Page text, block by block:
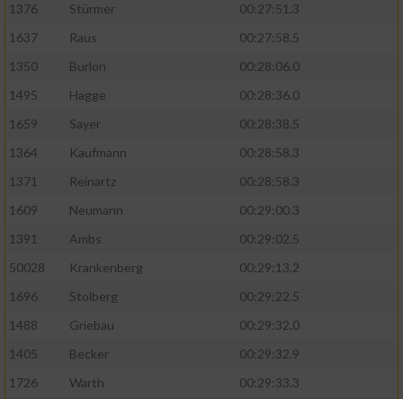
1376
Stürmer
00:27:51.3
1637
Raus
00:27:58.5
1350
Burlon
00:28:06.0
1495
Hagge
00:28:36.0
1659
Sayer
00:28:38.5
1364
Kaufmann
00:28:58.3
1371
Reinartz
00:28:58.3
1609
Neumann
00:29:00.3
1391
Ambs
00:29:02.5
50028
Krankenberg
00:29:13.2
1696
Stolberg
00:29:22.5
1488
Griebau
00:29:32.0
1405
Becker
00:29:32.9
1726
Warth
00:29:33.3